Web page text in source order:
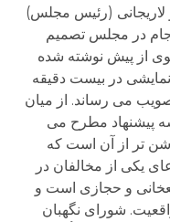
(رئیس مجلس)
در مجلس تصمیم
از پیش نوشته شده
در بیست دقیقه
می رساند. از میان
پیشنهاد مطرح می
تر از آن است که
یکی از مخالفان در
و حجازی است و
شورای نگهبان